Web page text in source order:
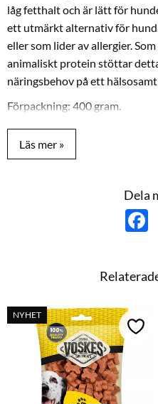
låg fetthalt och är lätt för
ett utmärkt alternativ för
eller som lider av allergier.
animaliskt protein stöttar
näringsbehov på ett
Förpackning: 400 gram.
Tekniska Specifikationer
Sammansättning:
1,8 procent, råaska 2,4
vattenhalt 25 procent.
Dela
F
o
o
NYHET